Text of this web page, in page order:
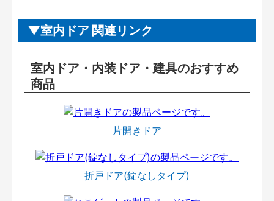
室内ドア 関連リンク
室内ドア・内装ドア・建具のおすすめ
商品
片開きドア
折戸ドア(錠なしタイプ)